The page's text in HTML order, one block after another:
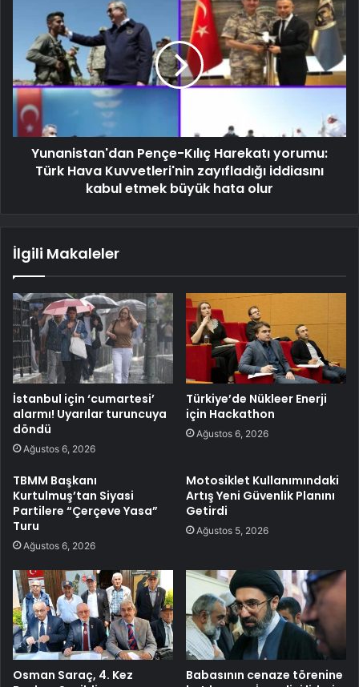
Yunanistan'dan Pençe-Kılıç Harekatı yorumu:
Türk Hava Kuvvetleri'nin zayıfladığı iddiasını
kabul etmek büyük hata olur
İlgili Makaleler
İstanbul için ‘cumartesi’
alarmı! Uyarılar turuncuya
döndü
Ağustos 6, 2026
Türkiye’de Nükleer Enerji
için Hackathon
Ağustos 6, 2026
TBMM Başkanı
Kurtulmuş’tan Siyasi
Partilere “Çerçeve Yasa”
Turu
Ağustos 6, 2026
Motosiklet Kullanımındaki
Artış Yeni Güvenlik Planını
Getirdi
Ağustos 5, 2026
Osman Saraç, 4. Kez
Babasının cenaze törenine